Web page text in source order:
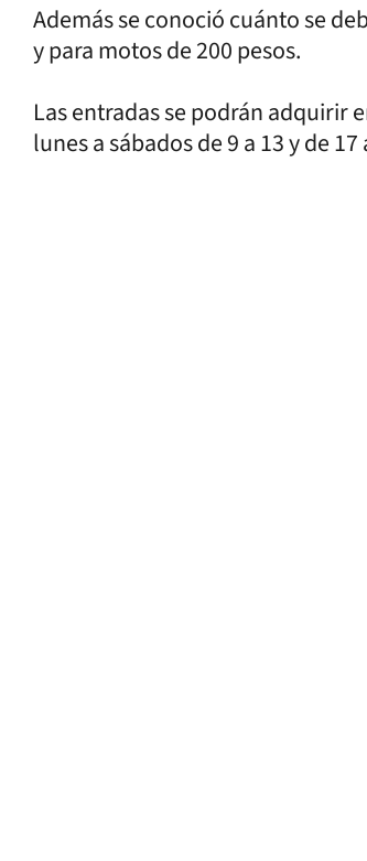
Además se conoció cuánto se
y para motos de 200 pesos.
Las entradas se podrán adquirir
lunes a sábados de 9 a 13 y de